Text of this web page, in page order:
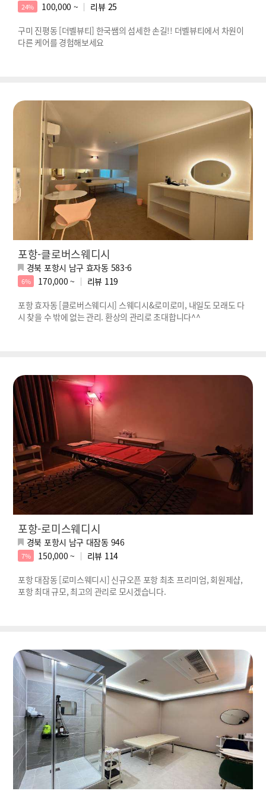
24% 100,000 ~ 리뷰 25
구미 진평동 [더벨뷰티] 한국쌤의 섬세한 손길!! 더벨뷰티에서 차원이
다른 케어를 경험해보세요
포항-클로버스웨디시
경북 포항시 남구 효자동 583-6
6% 170,000 ~ 리뷰 119
포항 효자동 [클로버스웨디시] 스웨디시&로미로미, 내일도 모래도 다
시 찾을 수 밖에 없는 관리. 환상의 관리로 초대합니다^^
포항-로미스웨디시
경북 포항시 남구 대잠동 946
7% 150,000 ~ 리뷰 114
포항 대잠동 [로미스웨디시] 신규오픈 포항 최초 프리미엄, 회원제샵,
포항 최대 규모, 최고의 관리로 모시겠습니다.